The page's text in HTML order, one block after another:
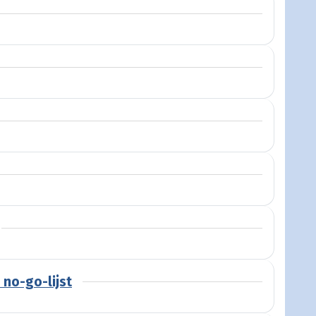
no-go-lijst